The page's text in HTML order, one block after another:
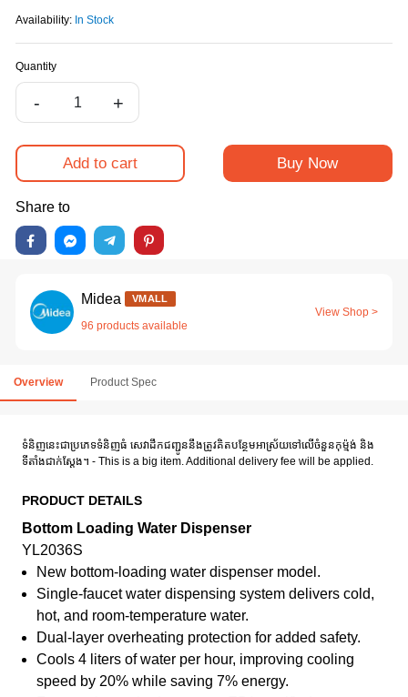
Availability: In Stock
Quantity
- +
Add to cart Buy Now
Share to
Midea VMALL
96 products available
View Shop >
Overview Product Spec
ទំនិញនេះជាប្រភេទទំនិញធំ សេវាដឹកជញ្ជូននឹងត្រូវគិតបន្ថែមអាស្រ័យទៅលើចំនួនកុម៉្មង់ និង
ទីតាំងជាក់ស្តែង។ - This is a big item. Additional delivery fee will be applied.
PRODUCT DETAILS
Bottom Loading Water Dispenser
YL2036S
New bottom-loading water dispenser model.
Single-faucet water dispensing system delivers cold,
hot, and room-temperature water.
Dual-layer overheating protection for added safety.
Cools 4 liters of water per hour, improving cooling
speed by 20% while saving 7% energy.